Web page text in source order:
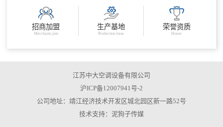
招商加盟
Merchants join
生产基地
Production base
荣誉资质
Honor
江苏中大空调设备有限公司
沪ICP备12007941号-2
公司地址：靖江经济技术开发区城北园区新一路52号
技术支持： 泥狗子传媒